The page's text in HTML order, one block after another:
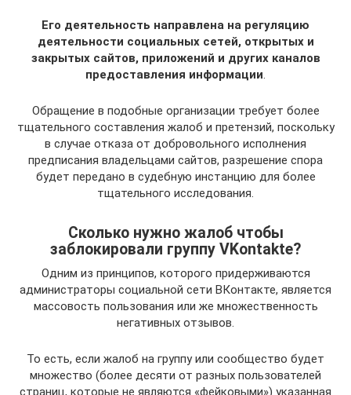
Его деятельность направлена на регуляцию
деятельности социальных сетей, открытых и
закрытых сайтов, приложений и других каналов
предоставления информации
Обращение в подобные организации требует более
тщательного составления жалоб и претензий, поскольку
в случае отказа от добровольного исполнения
предписания владельцами сайтов, разрешение спора
будет передано в судебную инстанцию для более
тщательного исследования.
Сколько нужно жалоб чтобы
заблокировали группу VKontakte?
Одним из принципов, которого придерживаются
администраторы социальной сети ВКонтакте, является
массовость пользования или же множественность
негативных отзывов.
То есть, если жалоб на группу или сообщество будет
множество (более десяти от разных пользователей
страниц, которые не являются «фейковыми») указанная